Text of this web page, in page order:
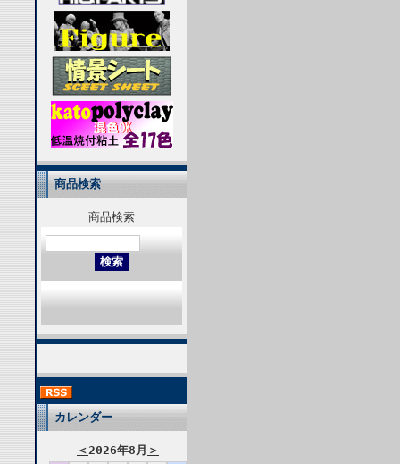
商品検索
商品検索
カレンダー
＜2026年8月 ＞